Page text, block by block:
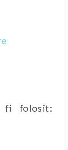
fi folosit: